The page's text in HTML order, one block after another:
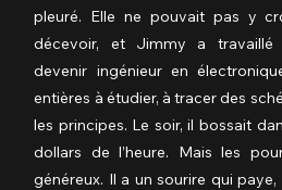
pleuré. Elle ne pouvait pas y
décevoir, et Jimmy a travaillé
devenir ingénieur en
entières à étudier, à tracer des
les principes. Le soir, il bossait
dollars de l’heure. Mais les
généreux. Il a un sourire qui paye,